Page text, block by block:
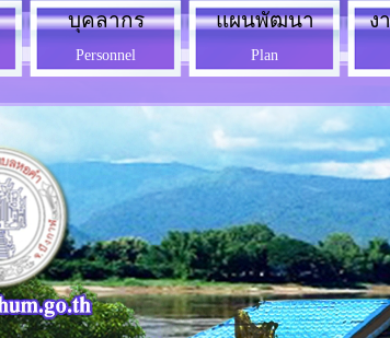
บุคลากร
Personnel
แผนพัฒนา
Plan
ง